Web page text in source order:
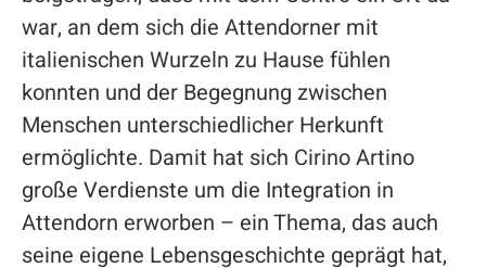
war, an dem sich die Attendorner mit
italienischen Wurzeln zu Hause fühlen
konnten und der Begegnung zwischen
Menschen unterschiedlicher Herkunft
ermöglichte. Damit hat sich Cirino Artino
große Verdienste um die Integration in
Attendorn erworben – ein Thema, das auch
seine eigene Lebensgeschichte geprägt hat,